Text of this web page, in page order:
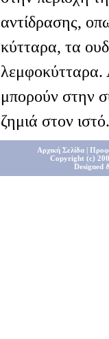
αντίδρασης,
κύτταρα, τα
μπορούν στην
ζημιά στον ιστό.
Αρχική Σελίδα|
Copyright (c)
Designed